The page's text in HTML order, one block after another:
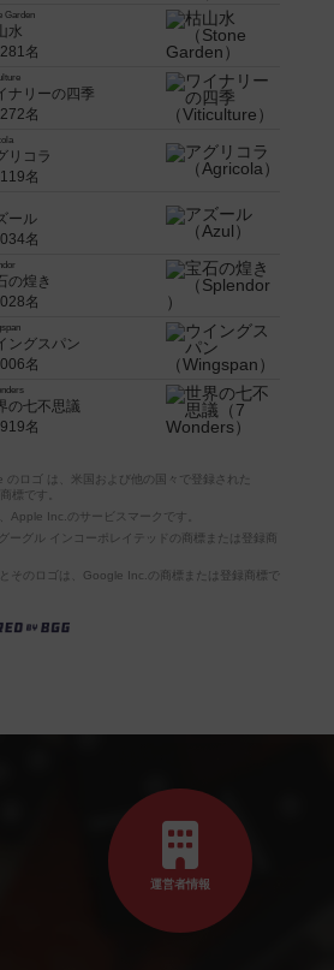
Garden
水
名
ナリーの四季
名
リコラ
名
ール
名
の煌き
名
ングスパン
名
の七不思議
名
ロゴ は、米国および他の国々で登録された
標です。
Apple Inc.のサービスマークです。
ーグル インコーポレイテッドの商標または登録商
そのロゴは、Google Inc.の商標または登録商標で
運営者情報